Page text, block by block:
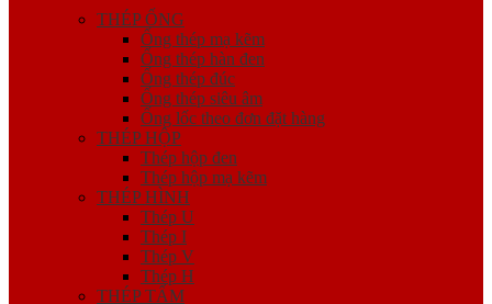
THÉP ỐNG
Ống thép mạ kẽm
Ống thép hàn đen
Ống thép đúc
Ống thép siêu âm
Ống lốc theo đơn đặt hàng
THÉP HỘP
Thép hộp đen
Thép hộp mạ kẽm
THÉP HÌNH
Thép U
Thép I
Thép V
Thép H
THÉP TẤM